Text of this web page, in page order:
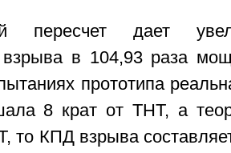
пересчет дает
взрыва в 104,93 раза
прототипа
8 крат от ТНТ, а
то КПД взрыва